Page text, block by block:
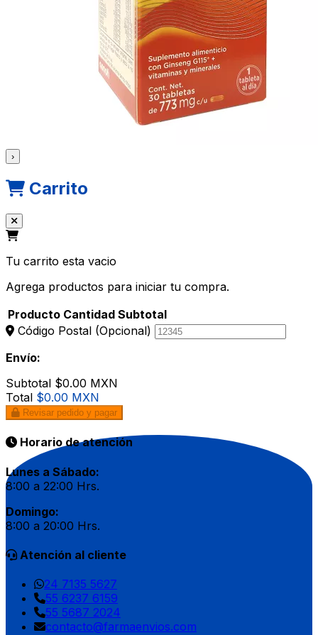
›
Carrito
Tu carrito esta vacio
Agrega productos para iniciar tu compra.
Producto Cantidad Subtotal
Código Postal (Opcional)
Envío:
Subtotal $0.00 MXN
Total $0.00 MXN
Revisar pedido y pagar
Horario de atención
Lunes a Sábado:
8:00 a 22:00 Hrs.
Domingo:
8:00 a 20:00 Hrs.
Atención al cliente
24 7135 5627
55 6237 6159
55 5687 2024
contacto@farmaenvios.com